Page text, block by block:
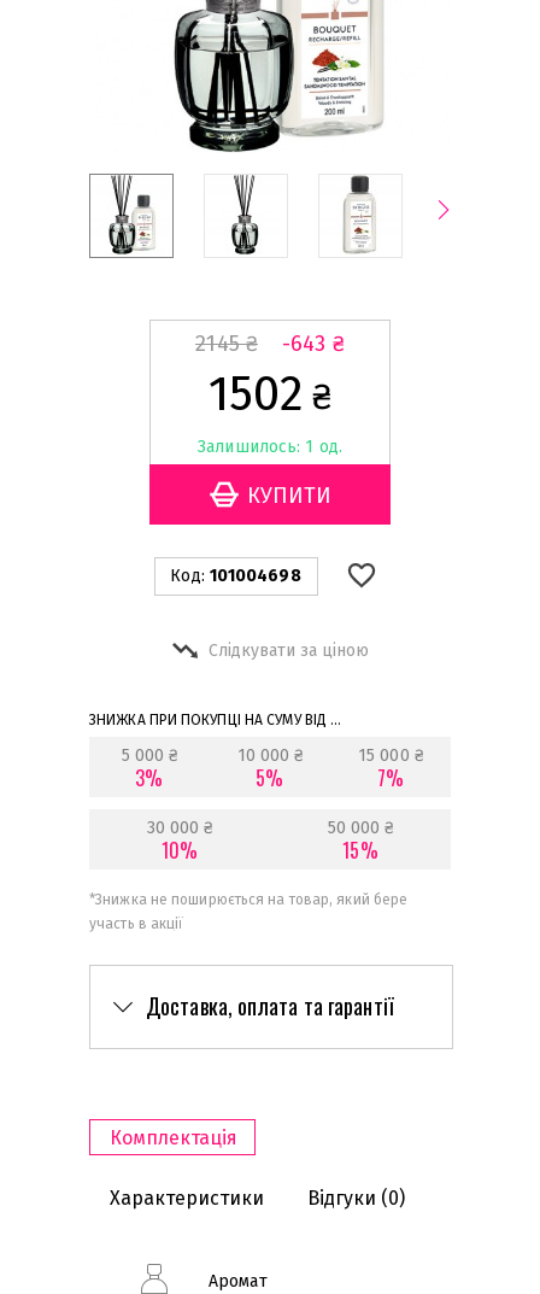
2145₴ -643 ₴
1502 ₴
Залишилось: 1 од.
Код: 101004698
Слідкувати за ціною
ЗНИЖКА ПРИ ПОКУПЦІ НА СУМУ ВІД ...
5 000 ₴
3%
10 000 ₴
5%
15 000 ₴
7%
30 000 ₴
10%
50 000 ₴
15%
*Знижка не поширюється на товар, який бере
участь в акції
Доставка, оплата та гарантії
Комплектація
Характеристики Відгуки (0)
Аромат